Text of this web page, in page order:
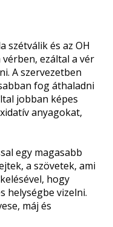
szétválik és az OH
ezáltal a vér
A szervezetben
fog áthaladni
jobban képes
anyagokat,
egy magasabb
a szövetek, ami
hogy
helységbe vizelni.
máj és